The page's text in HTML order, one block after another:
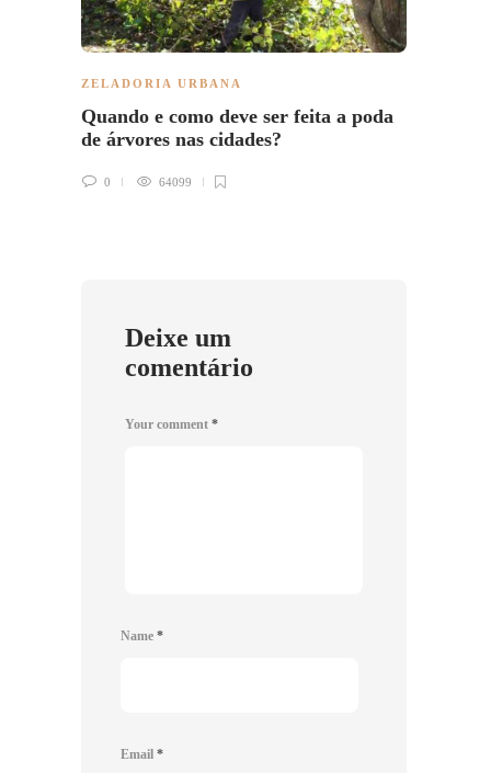
ZELADORIA URBANA
Quando e como deve ser feita a poda
de árvores nas cidades?
0 64099
Deixe um
comentário
Your comment *
Name *
Email *